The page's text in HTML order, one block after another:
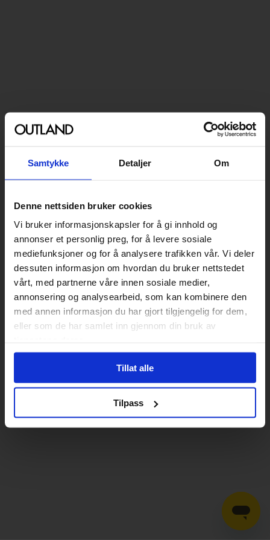
Samtykke Detaljer Om
Denne nettsiden bruker cookies
Vi bruker informasjonskapsler for å gi innhold og
annonser et personlig preg, for å levere sosiale
mediefunksjoner og for å analysere trafikken vår. Vi deler
dessuten informasjon om hvordan du bruker nettstedet
vårt, med partnerne våre innen sosiale medier,
annonsering og analysearbeid, som kan kombinere den
med annen informasjon du har gjort tilgjengelig for dem,
eller som de har samlet inn gjennom din bruk av
Tillat alle
Tilpass